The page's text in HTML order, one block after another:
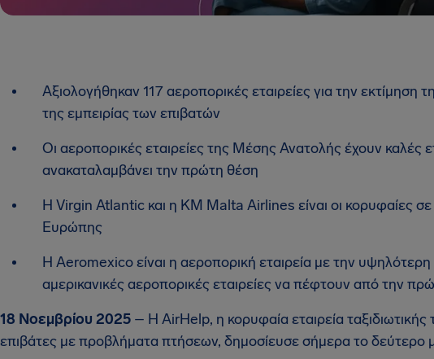
Αξιολογήθηκαν 117 αεροπορικές εταιρείες για την εκτίμηση
της εμπειρίας των επιβατών
Οι αεροπορικές εταιρείες της Μέσης Ανατολής έχουν καλές
ανακαταλαμβάνει την πρώτη θέση
Η Virgin Atlantic και η KM Malta Airlines είναι οι κορυφαίες σε
Ευρώπης
Η Aeromexico είναι η αεροπορική εταιρεία με την
αμερικανικές αεροπορικές εταιρείες να πέφτουν από την
18 Νοεμβρίου 2025 – Η AirHelp, η κορυφαία εταιρεία
επιβάτες με προβλήματα πτήσεων, δημοσίευσε σήμερα το δεύτερο